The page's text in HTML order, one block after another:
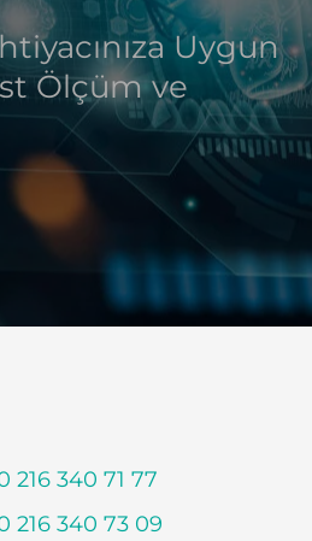
Uygun
Ölçüm ve
216 340 71 77
216 340 73 09